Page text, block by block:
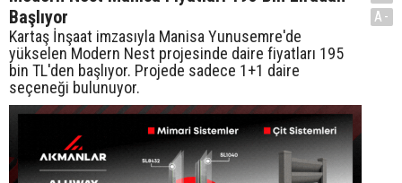
Başlıyor
Kartaş İnşaat imzasıyla Manisa Yunusemre'de
yükselen Modern Nest projesinde daire fiyatları 195
bin TL'den başlıyor. Projede sadece 1+1 daire
seçeneği bulunuyor.
A-